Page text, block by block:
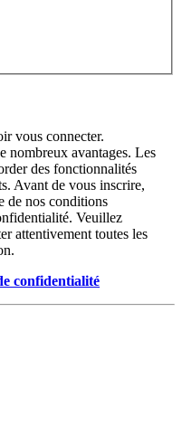
vous connecter.
nombreux avantages. Les
des fonctionnalités
Avant de vous inscrire,
de nos conditions
Veuillez
attentivement toutes les
confidentialité